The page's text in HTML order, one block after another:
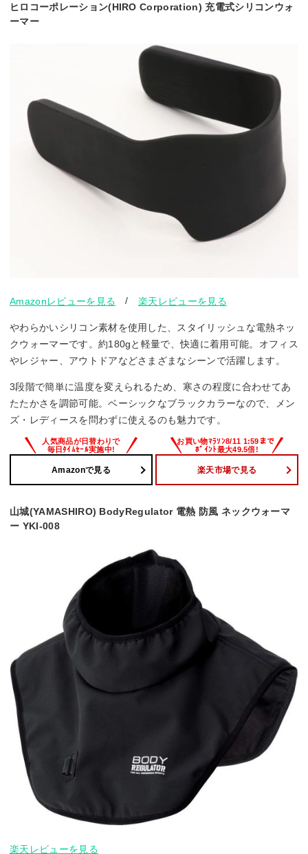
ヒロコーポレーション(HIRO Corporation) 充電式シリコンウォ
ーマー
Amazonレビューを見る /楽天レビューを見る
やわらかいシリコン素材を使用した、スタイリッシュな電熱ネッ
クウォーマーです。約180gと軽量で、快適に着用可能。オフィス
やレジャー、アウトドアなどさまざまなシーンで活躍します。
3段階で簡単に温度を変えられるため、寒さの程度に合わせてあ
たたかさを調節可能。ベーシックなブラックカラーなので、メン
ズ・レディースを問わずに使えるのも魅力です。
Amazonで見る 楽天市場で見る
山城(YAMASHIRO) BodyRegulator 電熱 防風 ネックウォーマ
ー YKI-008
楽天レビューを見る